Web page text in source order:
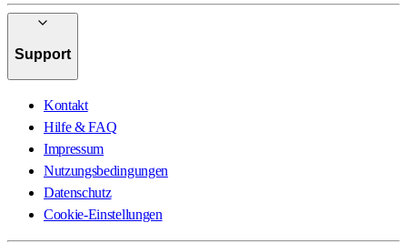
Support
Kontakt
Hilfe & FAQ
Impressum
Nutzungsbedingungen
Datenschutz
Cookie-Einstellungen